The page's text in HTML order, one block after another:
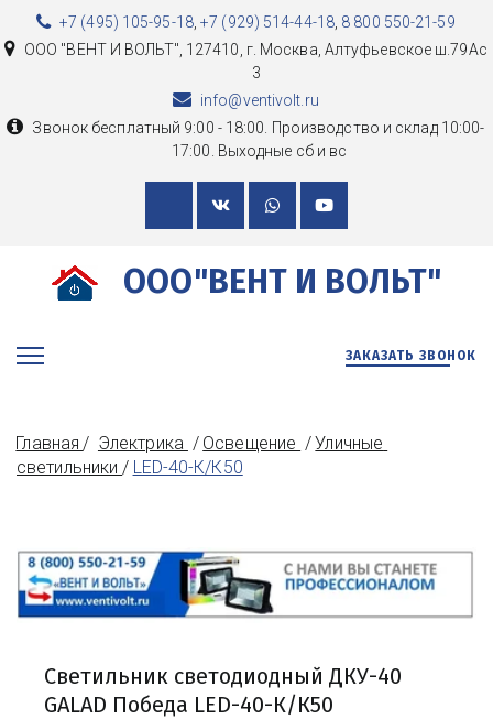
+7 (495) 105-95-18,+7 (929) 514-44-18, 8 800 550-21-59
ООО "ВЕНТ И ВОЛЬТ" 127410, г. Москва Алтуфьевское ш.79Ас
3
info@ventivolt.ru
Звонок бесплатный 9:00 - 18:00. Производство и склад 10:00-
17:00. Выходные сб и вс
ООО"ВЕНТ И ВОЛЬТ"
ЗАКАЗАТЬ ЗВОНОК
Главная / Электрика / Освещение / Уличные
светильники / LED-40-К/К50
Светильник светодиодный ДКУ-40
GALAD Победа LED-40-К/К50